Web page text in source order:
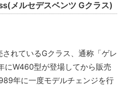
メルセデスベンツ Gクラス)
れているGクラス、通称「ゲレ
にW460型が登場してから販売
年に一度モデルチェンジを行